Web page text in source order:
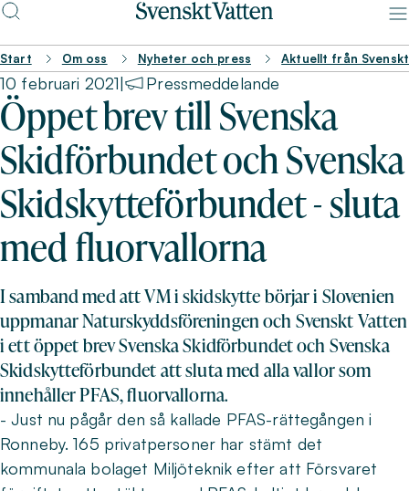
Start Om oss Nyheter och press Aktuellt från
10 februari 2021| Pressmeddelande
Öppet brev till Svenska
Skidförbundet och Svenska
Skidskytteförbundet - sluta
med fluorvallorna
I samband med att VM i skidskytte börjar i Slovenien
uppmanar Naturskyddsföreningen och Svenskt Vatten
i ett öppet brev Svenska Skidförbundet och Svenska
Skidskytteförbundet att sluta med alla vallor som
innehåller PFAS, fluorvallorna.
- Just nu pågår den så kallade PFAS-rättegången i
Ronneby. 165 privatpersoner har stämt det
kommunala bolaget Miljöteknik efter att Försvaret